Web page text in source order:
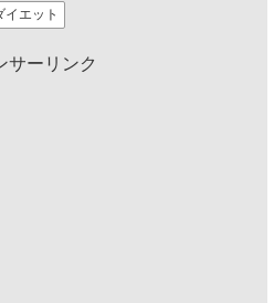
イエット
サーリンク